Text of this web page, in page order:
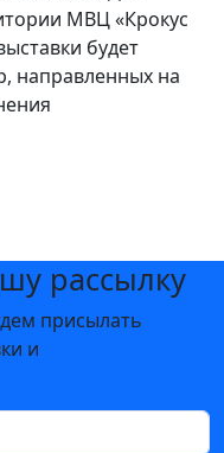
МВЦ «Крокус
будет
направленных на
рассылку
присылать
и